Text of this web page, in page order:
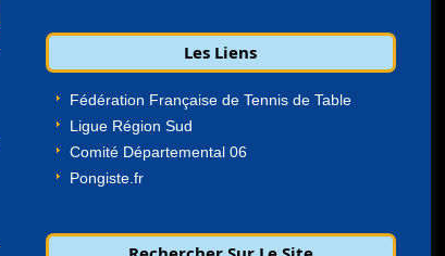
Les Liens
Fédération Française de Tennis de Table
Ligue Région Sud
Comité Départemental 06
Pongiste.fr